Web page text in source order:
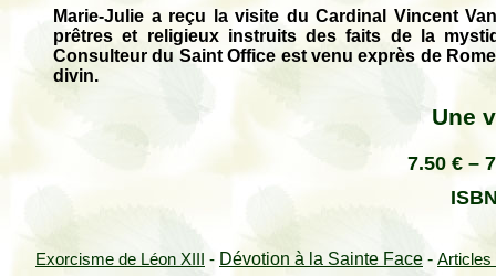
Marie-Julie a reçu la visite du Cardinal Vincent
prêtres et religieux instruits des faits de la
Consulteur du Saint Office est venu exprès de
divin.
Une
7.50 € –
Exorcisme de Léon XIII - Dévotion à la Sainte Face - Articles